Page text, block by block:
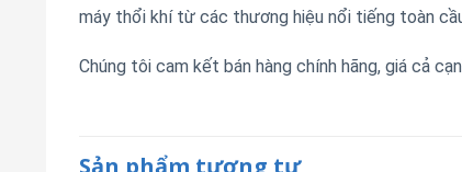
máy thổi khí từ các thương hiệu nổi tiếng toàn
Chúng tôi cam kết bán hàng chính hãng, giá cả